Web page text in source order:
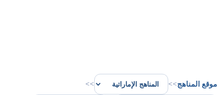
موقع المناهج>>
>>